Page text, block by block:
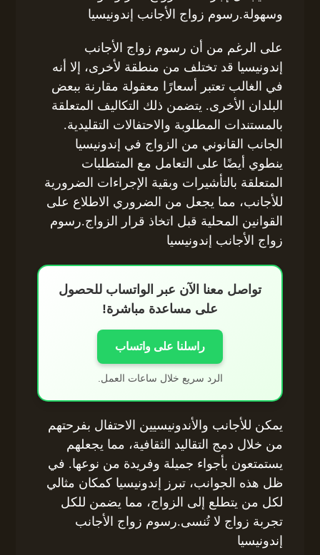
وسهولة.رسوم زواج الأجانب إندونيسيا
على الرغم من أن رسوم زواج الأجانب
إندونيسيا قد تختلف من منطقة لأخرى، إلا أنه
في الغالب تعتبر أسعارًا معقولة مقارنة ببعض
البلدان الأخرى. يتضمن ذلك التكاليف المتعلقة
بالمستندات المطلوبة والاحتفالات التقليدية.
الجانب القانوني من الزواج في إندونيسيا
ينطوي أيضًا على التعامل مع المتطلبات
المتعلقة بالتأشيرات وبقية الإجراءات الضرورية
للأجانب، مما يجعل من الضروري الاطلاع على
القوانين المحلية قبل اتخاذ قرار الزواج.رسوم
زواج الأجانب إندونيسيا
تواصل معنا الآن عبر الواتساب للحصول
على مساعدة مباشرة!
راسلنا على واتساب
الرد سريع خلال ساعات العمل.
يمكن للأجانب والأندونيسيين الاحتفال بفرحتهم
من خلال دمج التقاليد الثقافية، مما يجعلهم
يستمتعون بأجواء جميلة وفريدة من نوعها. في
ظل هذه الجوانب، تبرز إندونيسيا كمكان مثالي
لكل من يتطلع إلى الزواج، مما يضمن للكل
تجربة زواج لا تُنسى.رسوم زواج الأجانب
إندونيسيا